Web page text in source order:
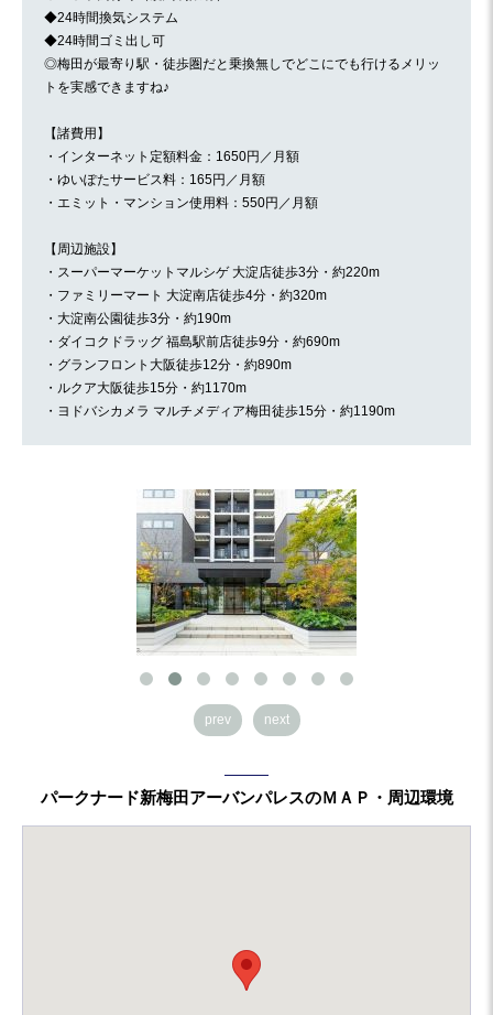
◆24時間換気システム
◆24時間ゴミ出し可
◎梅田が最寄り駅・徒歩圏だと乗換無しでどこにでも行けるメリッ
トを実感できますね♪
【諸費用】
・インターネット定額料金：1650円／月額
・ゆいぽたサービス料：165円／月額
・エミット・マンション使用料：550円／月額
【周辺施設】
・スーパーマーケットマルシゲ 大淀店徒歩3分・約220m
・ファミリーマート 大淀南店徒歩4分・約320m
・大淀南公園徒歩3分・約190m
・ダイコクドラッグ 福島駅前店徒歩9分・約690m
・グランフロント大阪徒歩12分・約890m
・ルクア大阪徒歩15分・約1170m
・ヨドバシカメラ マルチメディア梅田徒歩15分・約1190m
prev next
パークナード新梅田アーバンパレスのＭＡＰ・周辺環境